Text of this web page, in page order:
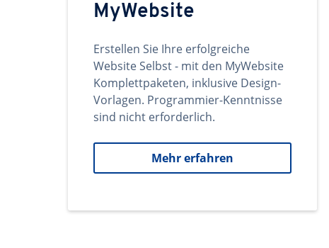
MyWebsite
Erstellen Sie Ihre erfolgreiche
Website Selbst - mit den MyWebsite
Komplettpaketen, inklusive Design-
Vorlagen. Programmier-Kenntnisse
sind nicht erforderlich.
Mehr erfahren